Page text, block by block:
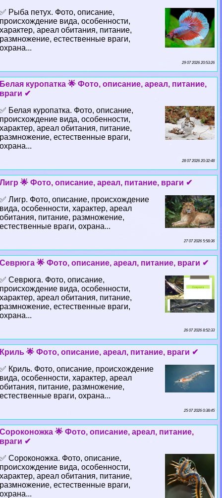
✅ Рыба пeтyx. Фото, описание,
происхождение вида, особенности,
хаpaктер, ареал обитания, питание,
размножение, естественные враги,
охрана...
29 07 2026 20:53:26
Белая куропатка 🌟 Фото, описание, ареал, питание,
враги ✔
✅ Белая куропатка. Фото, описание,
происхождение вида, особенности,
хаpaктер, ареал обитания, питание,
размножение, естественные враги,
охрана...
28 07 2026 20:32:48
Лигр 🌟 Фото, описание, ареал, питание, враги ✔
✅ Лигр. Фото, описание, происхождение
вида, особенности, хаpaктер, ареал
обитания, питание, размножение,
естественные враги, охрана...
27 07 2026 5:58:36
Севрюга 🌟 Фото, описание, ареал, питание, враги ✔
✅ Севрюга. Фото, описание,
происхождение вида, особенности,
хаpaктер, ареал обитания, питание,
размножение, естественные враги,
охрана...
26 07 2026 8:52:33
Криль 🌟 Фото, описание, ареал, питание, враги ✔
✅ Криль. Фото, описание, происхождение
вида, особенности, хаpaктер, ареал
обитания, питание, размножение,
естественные враги, охрана...
25 07 2026 0:38:45
Сороконожка 🌟 Фото, описание, ареал, питание,
враги ✔
✅ Сороконожка. Фото, описание,
происхождение вида, особенности,
хаpaктер, ареал обитания, питание,
размножение, естественные враги,
охрана...